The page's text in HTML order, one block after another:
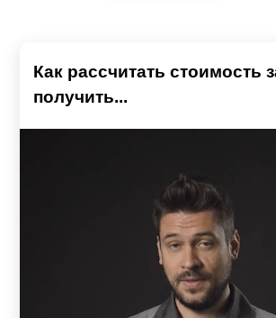
Как рассчитать стоимость
получить...